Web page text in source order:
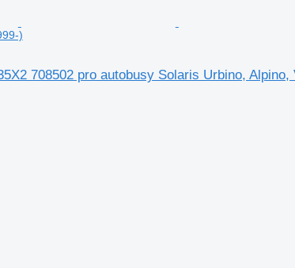
)
708502 pro autobusy Solaris Urbino, Alpino,